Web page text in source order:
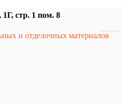
стр. 1 пом. 8
и отделочных материалов